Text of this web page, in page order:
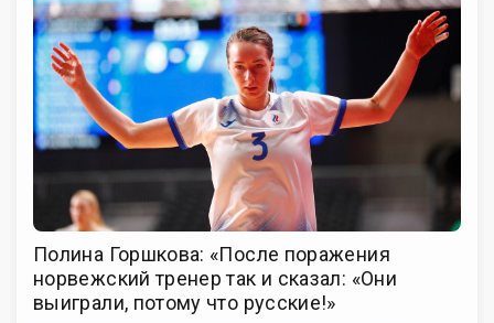
Полина Горшкова: «После поражения
норвежский тренер так и сказал: «Они
выиграли, потому что русские!»